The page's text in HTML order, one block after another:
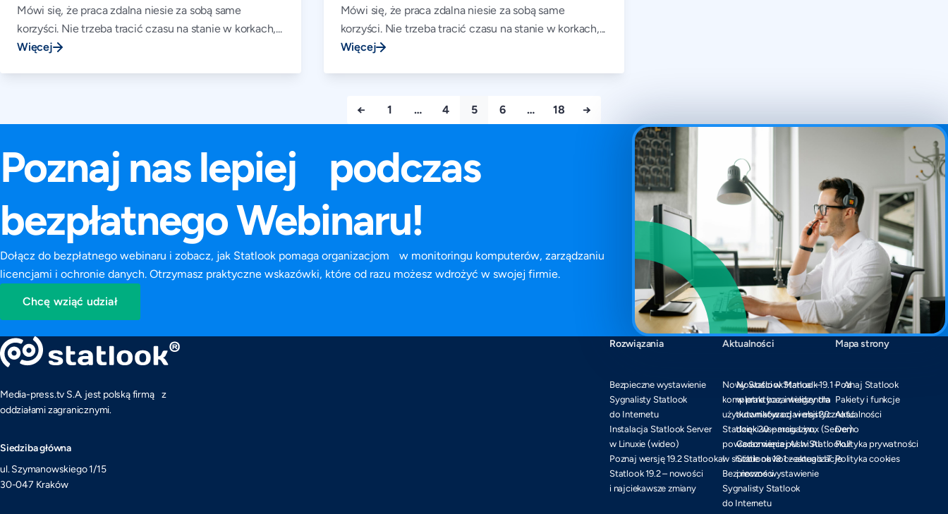
Mówi się, że praca zdalna niesie za sobą same
korzyści. Nie trzeba tracić czasu na stanie w korkach,...
Więcej
Mówi się, że praca zdalna niesie za sobą same
korzyści. Nie trzeba tracić czasu na stanie w korkach,...
Więcej
← 1 … 4 5 6 … 18 →
Poznaj nas lepiej podczas
bezpłatnego Webinaru!
Dołącz do bezpłatnego webinaru i zobacz, jak Statlook pomaga organizacjom w monitoringu komputerów, zarządzaniu
licencjami i ochronie danych. Otrzymasz praktyczne wskazówki, które od razu możesz wdrożyć w swojej firmie.
Chcę wziąć udział
Media-press.tv S.A. jest polską firmą z
oddziałami zagranicznymi.
Siedziba główna
ul. Szymanowskiego 1/15
30-047 Kraków
Rozwiązania
Bezpieczne wystawienie
Sygnalisty Statlook
do Internetu
Instalacja Statlook Server
w Linuxie (wideo)
Poznaj wersję 19.2 Statlooka!
Statlook 19.2 – nowości
i najciekawsze zmiany
Nowości w Statlook 19.1 – AI
w praktyce, inteligentna
automatyzacja i elastyczność
dzięki wsparciu Linux (Server)
Coraz więcej AI w Statlooku!
Statlook 19.1 – aktualizacje
i nowości
Aktualności
Nowy Statlook Manual –
kompletna baza wiedzy dla
użytkowników od wersji 20
Statlook 20 – magazyn,
powiadomienia push i AI
w służbie nowoczesnego IT
Bezpieczne wystawienie
Sygnalisty Statlook
do Internetu
Mapa strony
Poznaj Statlook
Pakiety i funkcje
Aktualności
Demo
Polityka prywatności
Polityka cookies